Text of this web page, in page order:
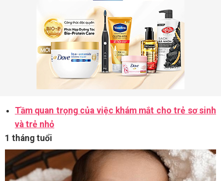
Tầm quan trọng của việc khám mắt cho trẻ sơ sinh
và trẻ nhỏ
1 tháng tuổi